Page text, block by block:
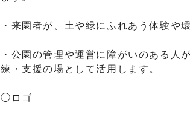
・来園者が、土や緑にふれあう体験や
・公園の管理や運営に障がいのある人
練・支援の場として活用します。
◯ロゴ